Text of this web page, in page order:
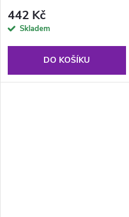
442 Kč
Skladem
DO KOŠÍKU